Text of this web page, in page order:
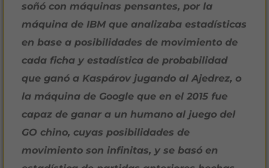
soñó con máquinas pensantes, por la
máquina de IBM que analizaba estadísticas
en base a posibilidades de movimiento de
cada ficha y estadística de probabilidad
que ganó a Kaspárov jugando al Ajedrez, o
la máquina de Google que en el 2015 fue
capaz de ganar a un humano al juego del
GO chino, cuyas posibilidades de
movimiento son infinitas, y se basó en